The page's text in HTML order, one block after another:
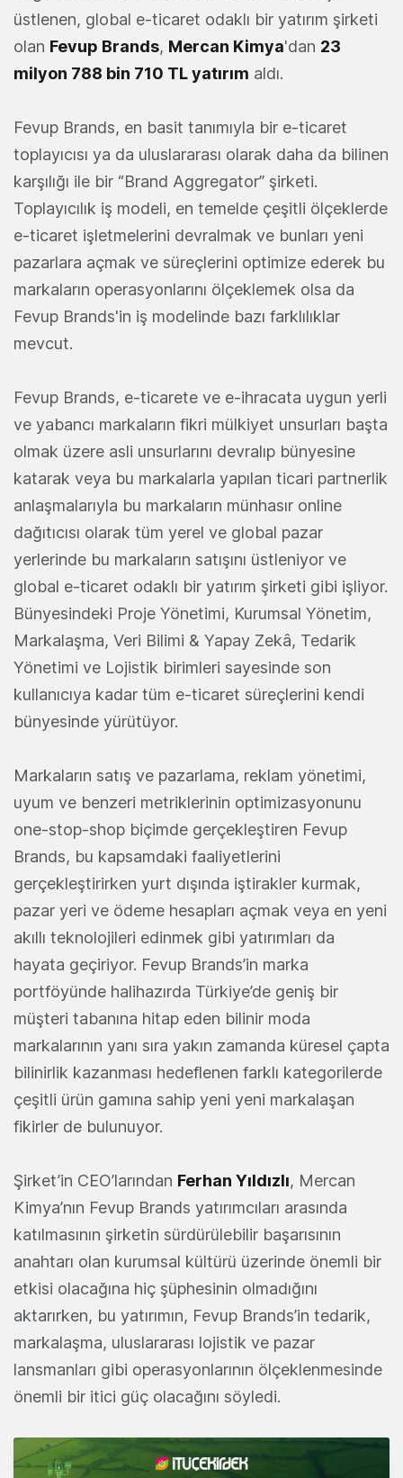
üstlenen, global e-ticaret odaklı bir yatırım şirketi
olan Fevup Brands, Mercan Kimya'dan 23
milyon 788 bin 710 TL yatırım aldı.
Fevup Brands, en basit tanımıyla bir e-ticaret
toplayıcısı ya da uluslararası olarak daha da bilinen
karşılığı ile bir “Brand Aggregator” şirketi.
Toplayıcılık iş modeli, en temelde çeşitli ölçeklerde
e-ticaret işletmelerini devralmak ve bunları yeni
pazarlara açmak ve süreçlerini optimize ederek bu
markaların operasyonlarını ölçeklemek olsa da
Fevup Brands'in iş modelinde bazı farklılıklar
mevcut.
Fevup Brands, e-ticarete ve e-ihracata uygun yerli
ve yabancı markaların fikri mülkiyet unsurları başta
olmak üzere asli unsurlarını devralıp bünyesine
katarak veya bu markalarla yapılan ticari partnerlik
anlaşmalarıyla bu markaların münhasır online
dağıtıcısı olarak tüm yerel ve global pazar
yerlerinde bu markaların satışını üstleniyor ve
global e-ticaret odaklı bir yatırım şirketi gibi işliyor.
Bünyesindeki Proje Yönetimi, Kurumsal Yönetim,
Markalaşma, Veri Bilimi & Yapay Zekâ, Tedarik
Yönetimi ve Lojistik birimleri sayesinde son
kullanıcıya kadar tüm e-ticaret süreçlerini kendi
bünyesinde yürütüyor.
Markaların satış ve pazarlama, reklam yönetimi,
uyum ve benzeri metriklerinin optimizasyonunu
one-stop-shop biçimde gerçekleştiren Fevup
Brands, bu kapsamdaki faaliyetlerini
gerçekleştirirken yurt dışında iştirakler kurmak,
pazar yeri ve ödeme hesapları açmak veya en yeni
akıllı teknolojileri edinmek gibi yatırımları da
hayata geçiriyor. Fevup Brands’in marka
portföyünde halihazırda Türkiye’de geniş bir
müşteri tabanına hitap eden bilinir moda
markalarının yanı sıra yakın zamanda küresel çapta
bilinirlik kazanması hedeflenen farklı kategorilerde
çeşitli ürün gamına sahip yeni yeni markalaşan
fikirler de bulunuyor.
Şirket’in CEO’larından Ferhan Yıldızlı, Mercan
Kimya’nın Fevup Brands yatırımcıları arasında
katılmasının şirketin sürdürülebilir başarısının
anahtarı olan kurumsal kültürü üzerinde önemli bir
etkisi olacağına hiç şüphesinin olmadığını
aktarırken, bu yatırımın, Fevup Brands’in tedarik,
markalaşma, uluslararası lojistik ve pazar
lansmanları gibi operasyonlarının ölçeklenmesinde
önemli bir itici güç olacağını söyledi.